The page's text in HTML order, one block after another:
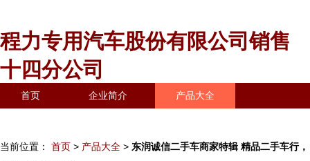
程力专用汽车股份有限公司销售
十四分公司
首页 企业简介 产品大全
当前位置： 首页 > 产品大全 > 东润诚信二手车商家特辑 精品二手车行，